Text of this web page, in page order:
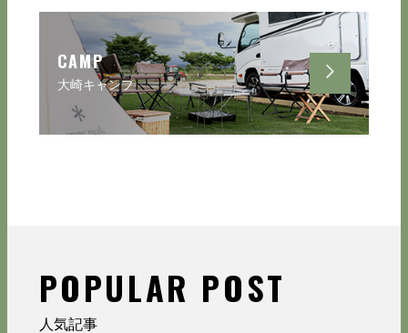
CAMP
大崎キャンプ
POPULAR POST
人気記事